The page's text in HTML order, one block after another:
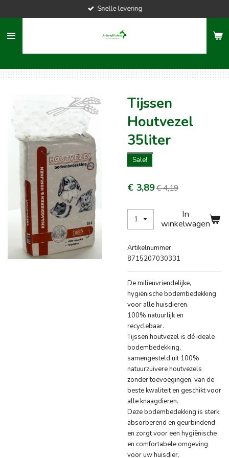
naar
hoofdinhoud
Snelle levering
Tijssen
Houtvezel
35liter
Sale!
€ 3,89€ 4,19
In
winkelwagen
Artikelnummer:
8715207030331
De milieuvriendelijke,
hygiënische bodembedekking
voor alle huisdieren.
100% natuurlijk en
recyclebaar.
Tijssen houtvezel is dé ideale
bodembedekking,
samengesteld uit 100%
natuurzuivere houtvezels
zonder toevoegingen, van de
beste kwaliteit en geschikt voor
alle knaagdieren.
Deze bodembedekking is sterk
absorberend en geurbindend
en zorgt voor een hygiënische
en comfortabele omgeving
voor uw huisdier.